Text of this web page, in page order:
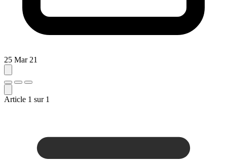
25 Mar 21
Article 1 sur 1